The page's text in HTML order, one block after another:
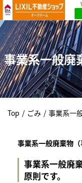
事業系一般廃
Top / ごみ / 事業系一
事業系一般廃棄物
事業系一般廃
原則です。